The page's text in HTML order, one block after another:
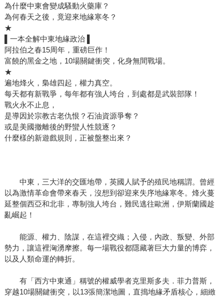
為什麼中東會變成騷動火藥庫？
為何春天之後，竟迎來地緣寒冬？
★
▌一本全解中東地緣政治 ▌
阿拉伯之春15周年，重磅巨作！
富饒的黑金之地，10場關鍵衝突，化身無間戰場。
★
遍地烽火，梟雄四起，權力真空。
每天都有新戰爭，每年都有強人垮台，到處都是武裝部隊！
戰火永不止息，
是導因於宗教古老仇恨？石油資源爭奪？
或是美國撤離後的野蠻人性競逐？
什麼樣的新遊戲規則，正被盤整出來？
中東，三大洋的交匯地帶，英國人賦予的殖民地稱謂。曾經
以為激情革命會帶來春天，沒想到卻迎來失序地緣寒冬。烽火蔓
延整個西亞和北非，專制強人垮台，難民逃往歐洲，伊斯蘭國趁
亂崛起！
能源、權力、陰謀，在這裡交織；入侵，內政、叛變、外部
勢力，讓這裡洶湧摩擦。每一場戰役都隱藏著巨大力量的博弈，
以及人類命運的轉折。
有「西方中東通」稱號的權威學者克里斯多夫．菲力普斯，
穿越10場關鍵衝突，以13張簡潔地圖，直搗地緣矛盾核心，細緻